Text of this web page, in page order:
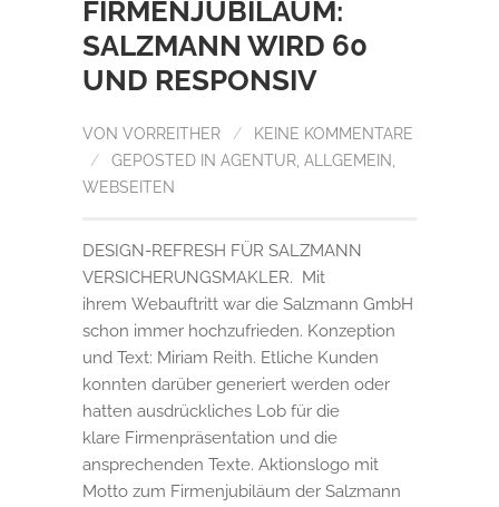
FIRMENJUBILÄUM:
SALZMANN WIRD 60
UND RESPONSIV
VON VORREITHER /
KEINE KOMMENTARE
/
GEPOSTED IN AGENTUR, ALLGEMEIN,
WEBSEITEN
DESIGN-REFRESH FÜR SALZMANN
VERSICHERUNGSMAKLER. Mit
ihrem Webauftritt war die Salzmann GmbH
schon immer hochzufrieden. Konzeption
und Text: Miriam Reith. Etliche Kunden
konnten darüber generiert werden oder
hatten ausdrückliches Lob für die
klare Firmenpräsentation und die
ansprechenden Texte. Aktionslogo mit
Motto zum Firmenjubiläum der Salzmann